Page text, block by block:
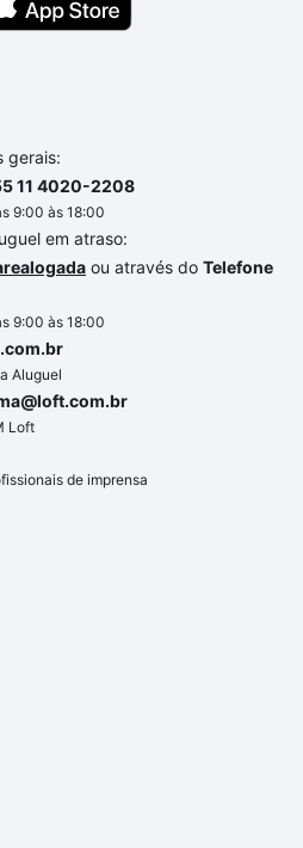
imóvel dos seus sonhos
gerais:
11 4020-2208
9:00 às 18:00
em atraso:
ou através do Telefone
9:00 às 18:00
Aluguel
Loft
de imprensa